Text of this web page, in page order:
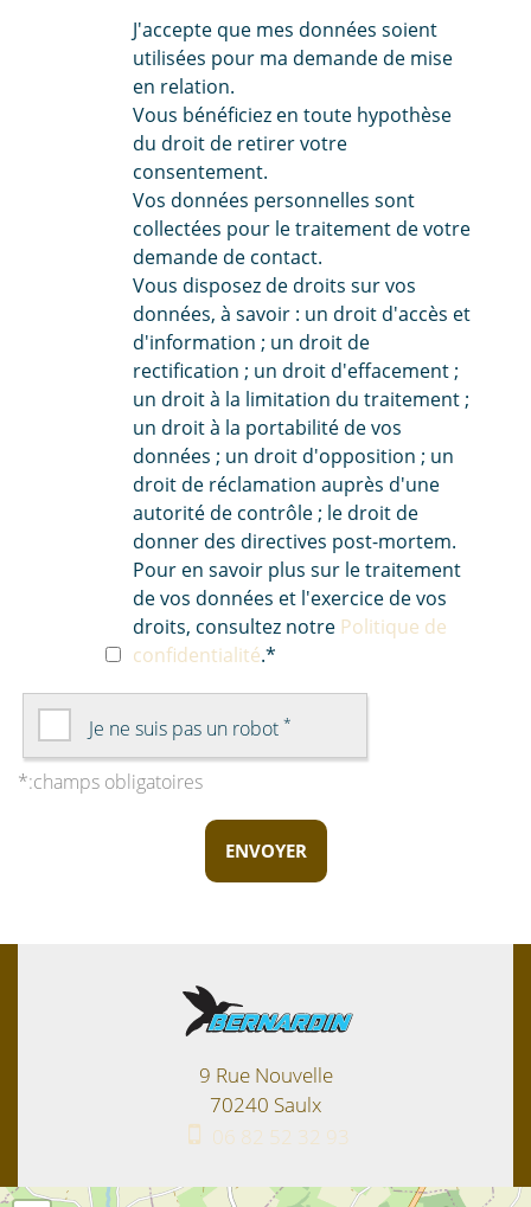
J'accepte que mes données soient
utilisées pour ma demande de mise
en relation.
Vous bénéficiez en toute hypothèse
du droit de retirer votre
consentement.
Vos données personnelles sont
collectées pour le traitement de votre
demande de contact.
Vous disposez de droits sur vos
données, à savoir : un droit d'accès et
d'information ; un droit de
rectification ; un droit d'effacement ;
un droit à la limitation du traitement ;
un droit à la portabilité de vos
données ; un droit d'opposition ; un
droit de réclamation auprès d'une
autorité de contrôle ; le droit de
donner des directives post-mortem.
Pour en savoir plus sur le traitement
de vos données et l'exercice de vos
droits, consultez notre Politique de
confidentialité.*
Je ne suis pas un robot *
9 Rue Nouvelle
70240 Saulx
06 82 52 32 93